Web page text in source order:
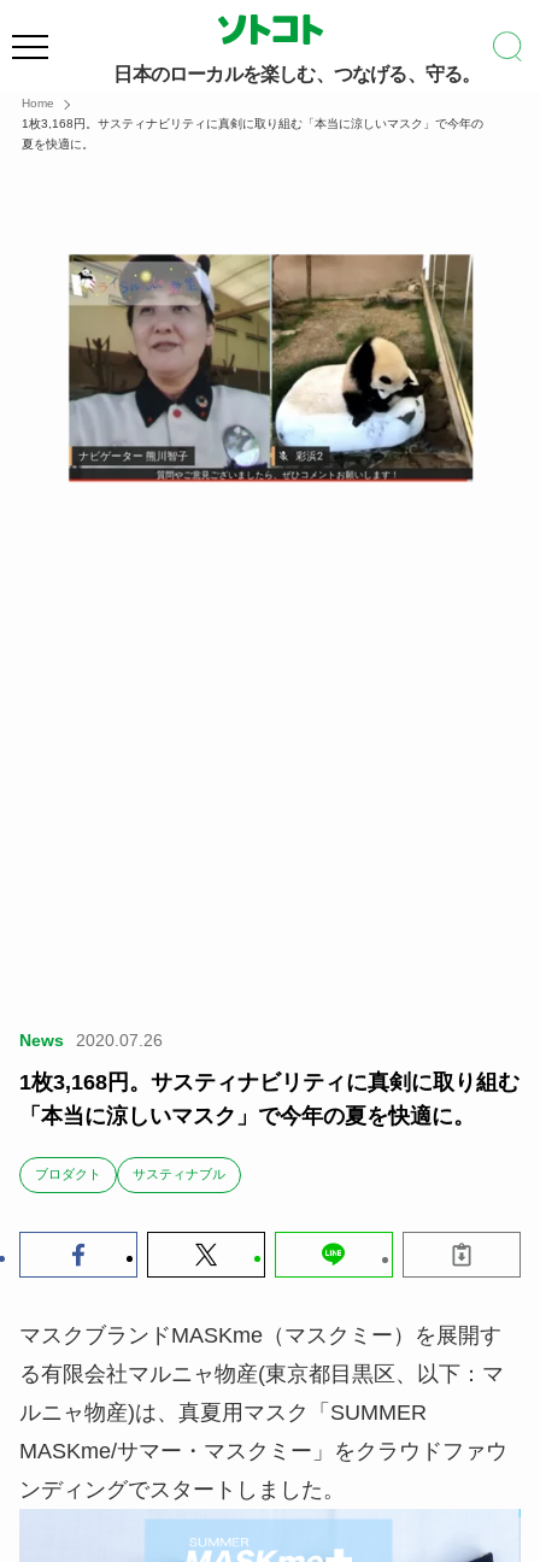
日本のローカルを楽しむ、つなげる、守る。
Home
1枚3,168円。サスティナビリティに真剣に取り組む「本当に涼しいマスク」で今年の
夏を快適に。
News 2020.07.26
1枚3,168円。サスティナビリティに真剣に取り組む
「本当に涼しいマスク」で今年の夏を快適に。
ブロダクト サスティナブル
マスクブランドMASKme（マスクミー）を展開す
る有限会社マルニャ物産(東京都目黒区、以下：マ
ルニャ物産)は、真夏用マスク「SUMMER
MASKme/サマー・マスクミー」をクラウドファウ
ンディングでスタートしました。